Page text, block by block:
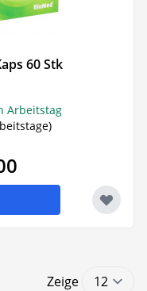
60 Stk
Arbeitstag
Zeige